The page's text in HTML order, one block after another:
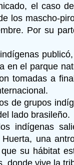
el caso
los mascho-
Por su
en el parque
tomadas a
de grupos
lado brasileño.
indígenas
una
su hábitat
donde vive la